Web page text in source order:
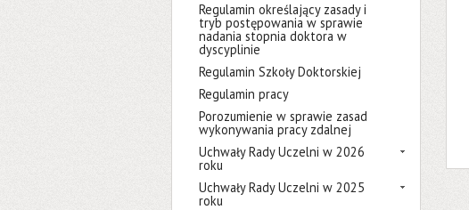
Regulamin określający zasady i
tryb postępowania w sprawie
nadania stopnia doktora w
dyscyplinie
Regulamin Szkoły Doktorskiej
Regulamin pracy
Porozumienie w sprawie zasad
wykonywania pracy zdalnej
Uchwały Rady Uczelni w 2026
roku
Uchwały Rady Uczelni w 2025
roku